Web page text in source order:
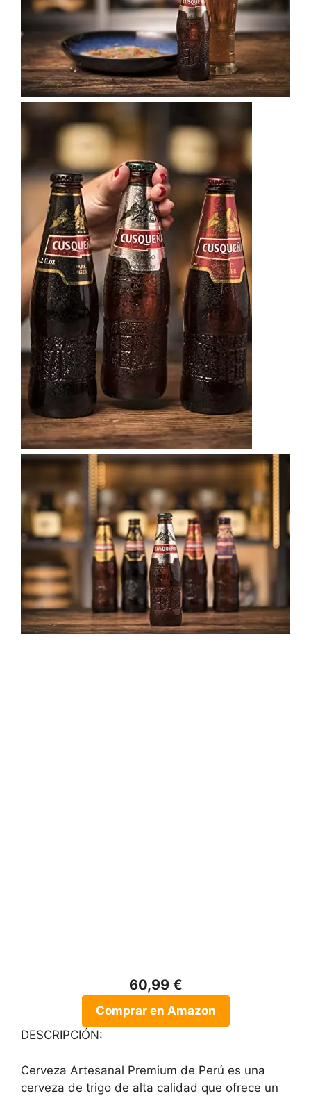
60,99 €
Comprar en Amazon
DESCRIPCIÓN:
Cerveza Artesanal Premium de Perú es una
cerveza de trigo de alta calidad que ofrece un